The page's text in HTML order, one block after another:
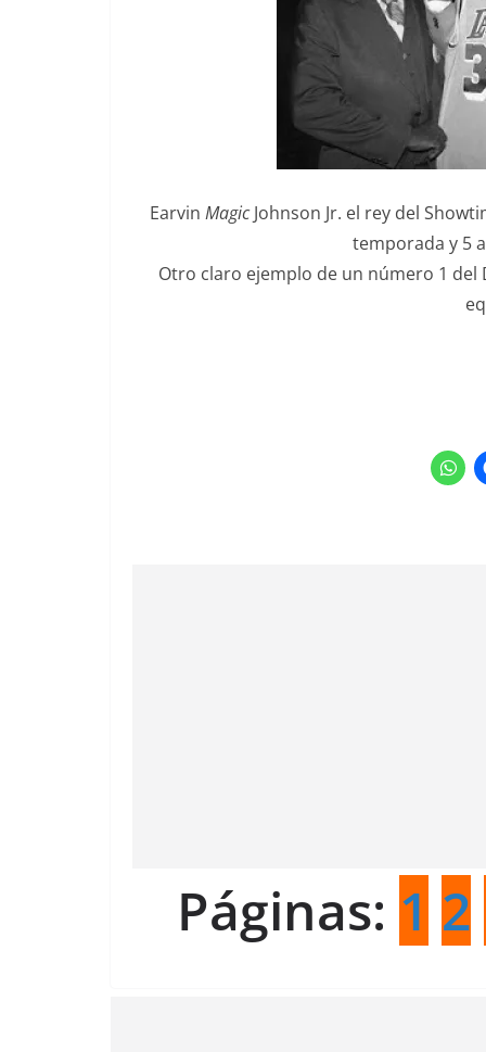
Earvin MagicJohnson Jr. el rey del
temporada y 5
Otro claro ejemplo de un número 1
Páginas: 1 2